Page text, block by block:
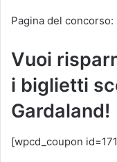
Pagina del concorso:
Vuoi
i biglietti
Gardaland!
[wpcd_coupon